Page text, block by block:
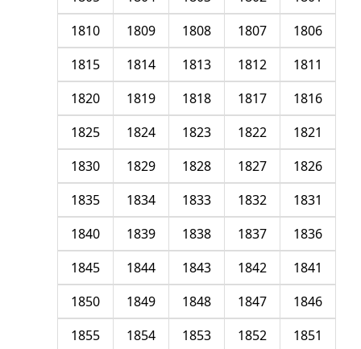
1806
1807
1808
1809
1810
1811
1812
1813
1814
1815
1816
1817
1818
1819
1820
1821
1822
1823
1824
1825
1826
1827
1828
1829
1830
1831
1832
1833
1834
1835
1836
1837
1838
1839
1840
1841
1842
1843
1844
1845
1846
1847
1848
1849
1850
1851
1852
1853
1854
1855